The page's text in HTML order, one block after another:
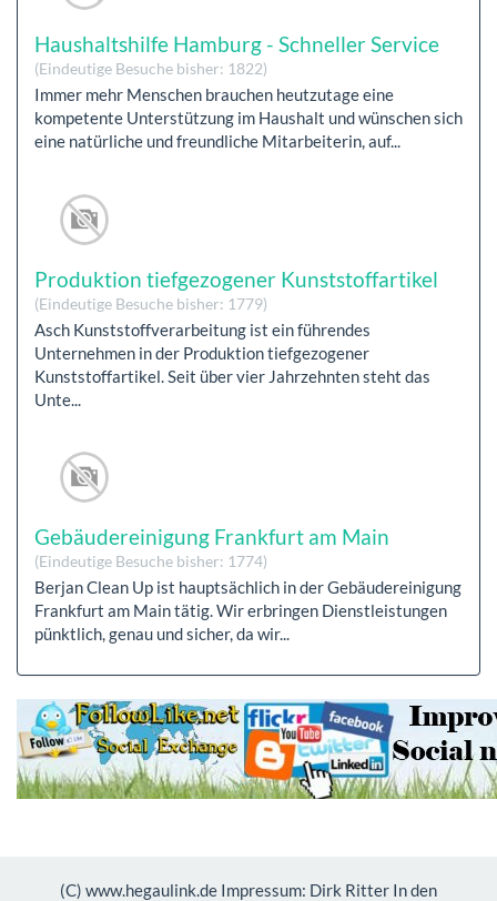
Haushaltshilfe Hamburg - Schneller Service
(Eindeutige Besuche bisher: 1822)
Immer mehr Menschen brauchen heutzutage eine
kompetente Unterstützung im Haushalt und wünschen sich
eine natürliche und freundliche Mitarbeiterin, auf...
Produktion tiefgezogener Kunststoffartikel
(Eindeutige Besuche bisher: 1779)
Asch Kunststoffverarbeitung ist ein führendes
Unternehmen in der Produktion tiefgezogener
Kunststoffartikel. Seit über vier Jahrzehnten steht das
Unte...
Gebäudereinigung Frankfurt am Main
(Eindeutige Besuche bisher: 1774)
Berjan Clean Up ist hauptsächlich in der Gebäudereinigung
Frankfurt am Main tätig. Wir erbringen Dienstleistungen
pünktlich, genau und sicher, da wir...
(C) www.hegaulink.de Impressum: Dirk Ritter In den